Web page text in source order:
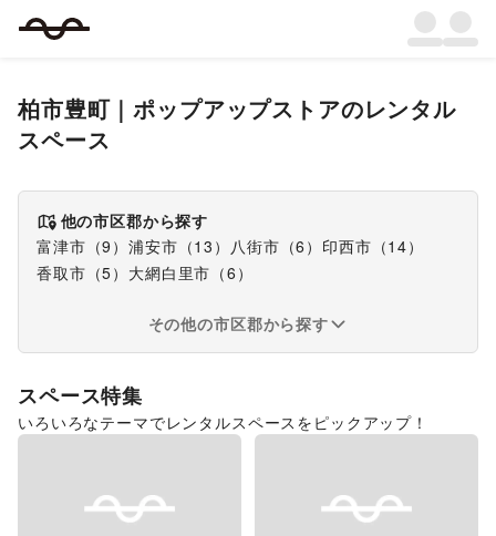
柏市豊町｜ポップアップストアのレンタル
スペース
他の市区郡から探す
富津市 （9 ）浦安市 （13 ） 八街市 （6 ） 印西市 （14）
香取市 （5） 大網白里市 （6 ）
その他の市区郡から探す
スペース特集
いろいろなテーマでレンタルスペースをピックアップ！